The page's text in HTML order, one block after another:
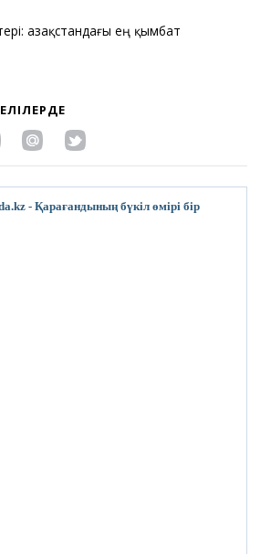
Қазақстандағы ең қымбат
- Қарағандының бүкіл өмірі бір